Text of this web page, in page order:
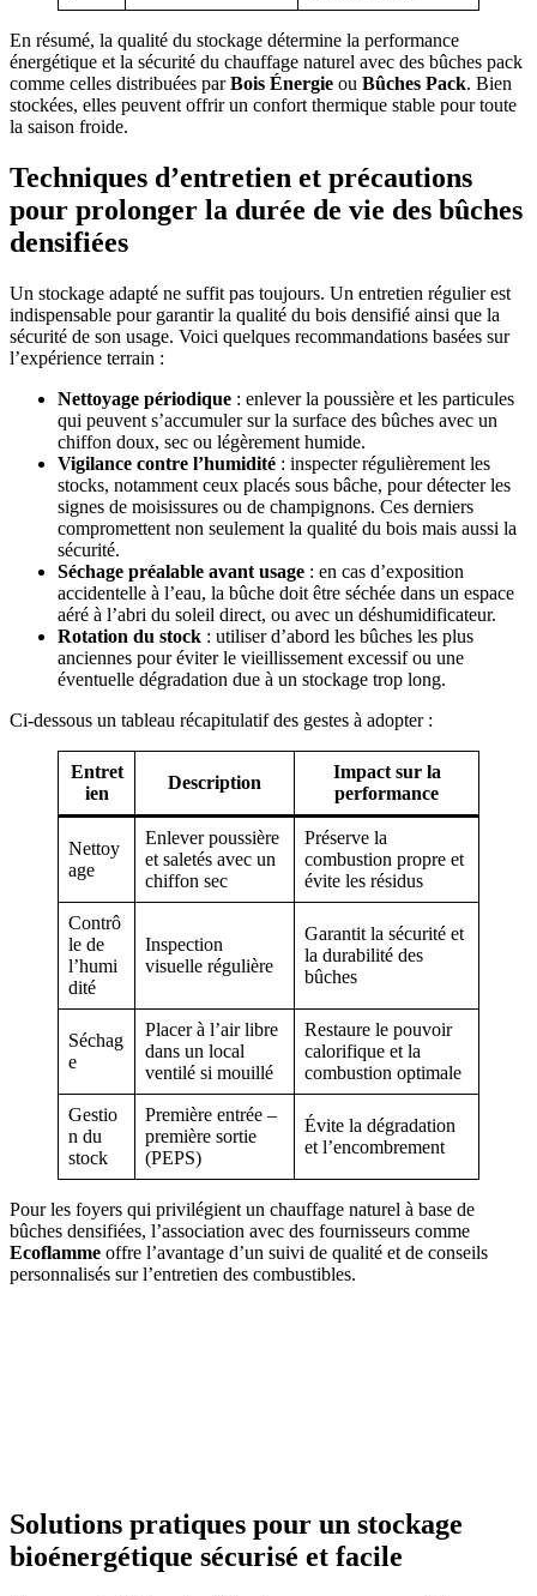
En résumé, la qualité du stockage détermine la performance
énergétique et la sécurité du chauffage naturel avec des bûches pack
comme celles distribuées parBois Énergie ou Bûches Pack. Bien
stockées, elles peuvent offrir un confort thermique stable pour toute
la saison froide.
Techniques d’entretien et précautions
pour prolonger la durée de vie des bûches
densifiées
Un stockage adapté ne suffit pas toujours. Un entretien régulier est
indispensable pour garantir la qualité du bois densifié ainsi que la
sécurité de son usage. Voici quelques recommandations basées sur
l’expérience terrain :
Nettoyage périodique : enlever la poussière et les particules
qui peuvent s’accumuler sur la surface des bûches avec un
chiffon doux, sec ou légèrement humide.
Vigilance contre l’humidité : inspecter régulièrement les
stocks, notamment ceux placés sous bâche, pour détecter les
signes de moisissures ou de champignons. Ces derniers
compromettent non seulement la qualité du bois mais aussi la
sécurité.
Séchage préalable avant usage : en cas d’exposition
accidentelle à l’eau, la bûche doit être séchée dans un espace
aéré à l’abri du soleil direct, ou avec un déshumidificateur.
Rotation du stock : utiliser d’abord les bûches les plus
anciennes pour éviter le vieillissement excessif ou une
éventuelle dégradation due à un stockage trop long.
Ci-dessous un tableau récapitulatif des gestes à adopter :
Entret
ien
Description
Impact sur la
performance
Nettoy
age
Enlever poussière
et saletés avec un
chiffon sec
Préserve la
combustion propre et
évite les résidus
Contrô
le de
l’humi
dité
Inspection
visuelle régulière
Garantit la sécurité et
la durabilité des
bûches
Séchag
e
Placer à l’air libre
dans un local
ventilé si mouillé
Restaure le pouvoir
calorifique et la
combustion optimale
Gestio
n du
stock
Première entrée –
première sortie
(PEPS)
Évite la dégradation
et l’encombrement
Pour les foyers qui privilégient un chauffage naturel à base de
bûches densifiées, l’association avec des fournisseurs comme
Ecoflamme offre l’avantage d’un suivi de qualité et de conseils
personnalisés sur l’entretien des combustibles.
Solutions pratiques pour un stockage
bioénergétique sécurisé et facile